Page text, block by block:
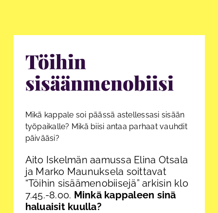
Töihin
sisäänmenobiisi
Mikä kappale soi päässä astellessasi sisään
työpaikalle? Mikä biisi antaa parhaat vauhdit
päivääsi?
Aito Iskelmän aamussa Elina Otsala
ja Marko Maunuksela soittavat
“Töihin sisäämenobiisejä” arkisin klo
7.45.-8.00. Minkä kappaleen sinä
haluaisit kuulla?